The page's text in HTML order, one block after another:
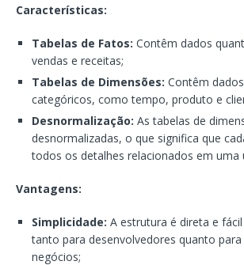
Características:
Tabelas de Fatos: Contêm dados
vendas e receitas;
Tabelas de Dimensões: Contêm
categóricos, como tempo, produto e
Desnormalização: As tabelas de
desnormalizadas, o que significa que
todos os detalhes relacionados em uma
Vantagens:
Simplicidade: A estrutura é direta e
tanto para desenvolvedores quanto para
negócios;